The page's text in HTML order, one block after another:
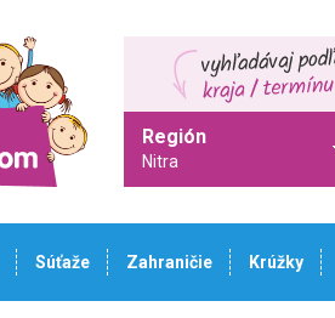
Región
Nitra
Súťaže Zahraničie Krúžky